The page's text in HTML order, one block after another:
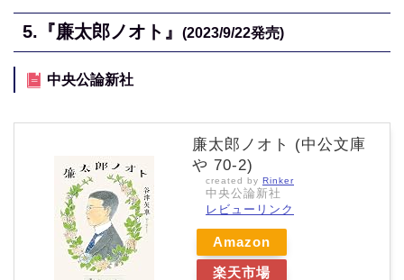
5. 『廉太郎ノオト』 (2023/9/22発売)
中央公論新社
廉太郎ノオト (中公文庫
や 70-2)
created by Rinker
中央公論新社
レビューリンク
Amazon
楽天市場